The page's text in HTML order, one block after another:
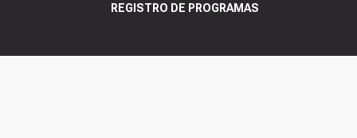
REGISTRO DE PROGRAMAS